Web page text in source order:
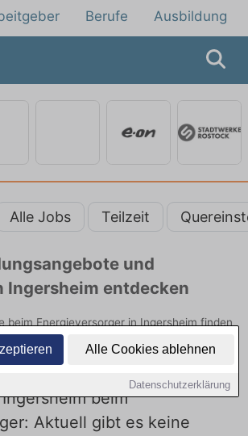
Alle Cookies ablehnen
Datenschutzerklärung
Berufe Ausbildung
Alle Jobs Teilzeit
und
Ingersheim entdecken
beim Energieversorger in Ingersheim finden
Entdecken Sie freie Optionen von Top-
Sie sich noch heute.
beim
Aktuell gibt es keine